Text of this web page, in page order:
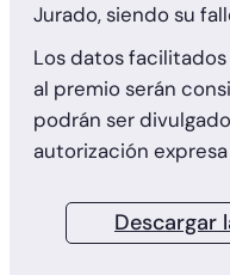
Jurado, siendo su
Los datos
al premio serán
podrán ser
autorización
Descargar